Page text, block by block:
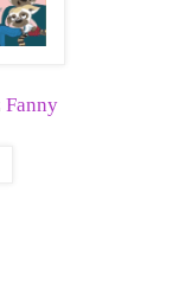
Fanny